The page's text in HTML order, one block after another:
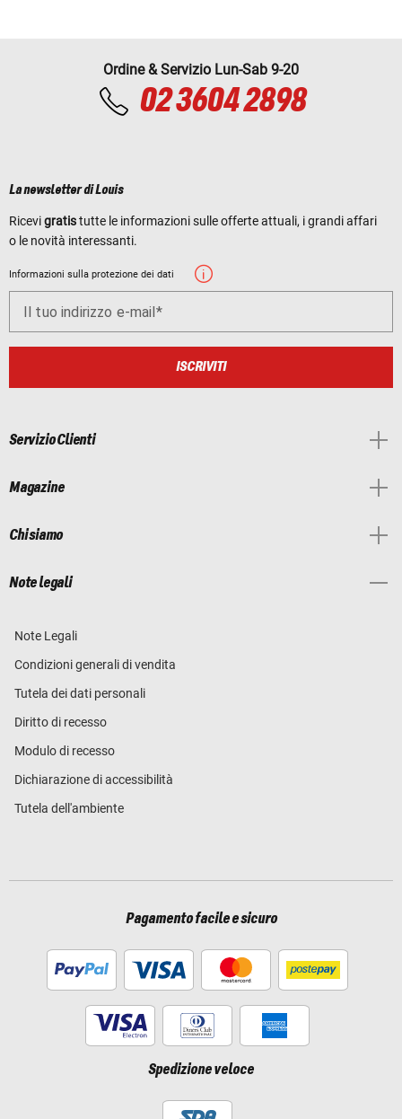
Ordine & Servizio Lun-Sab 9-20
02 3604 2898
La newsletter di Louis
Ricevigratistutte le informazioni sulle offerte attuali, i grandi affari
o le novità interessanti.
Informazioni sulla protezione dei dati
Il tuo indirizzo e-mail
ISCRIVITI
Servizio Clienti
Magazine
Chi siamo
Note legali
Note Legali
Condizioni generali di vendita
Tutela dei dati personali
Diritto di recesso
Modulo di recesso
Dichiarazione di accessibilità
Tutela dell'ambiente
Pagamento facile e sicuro
Spedizione veloce